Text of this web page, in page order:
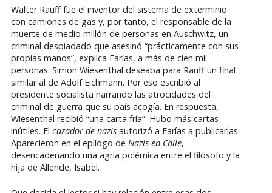
Walter Rauff fue el inventor del sistema de exterminio
con camiones de gas y, por tanto, el responsable de la
muerte de medio millón de personas en Auschwitz, un
criminal despiadado que asesinó “prácticamente con sus
propias manos”, explica Farías, a más de cien mil
personas. Simon Wiesenthal deseaba para Rauff un final
similar al de Adolf Eichmann. Por eso escribió al
presidente socialista narrando las atrocidades del
criminal de guerra que su país acogía. En respuesta,
Wiesenthal recibió “una carta fría”. Hubo más cartas
inútiles. El cazador de nazisautorizó a Farías a publicarlas.
Aparecieron en el epílogo de Nazis en Chile,
desencadenando una agria polémica entre el filósofo y la
hija de Allende, Isabel.